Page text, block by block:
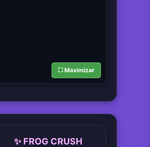
⛶ Maximizar
✨ FROG CRUSH